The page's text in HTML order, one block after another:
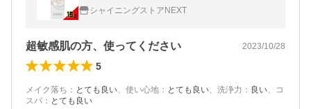
シャイニングストアNEXT
超敏感肌の方、使ってください 2023/10/28
5
メイク落ち ： とても良い、 使い心地 ： とても良い、 洗浄力 ： 良い、
コ
スパ ： とても良い